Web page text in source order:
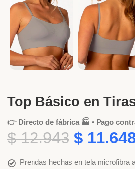
Top Básico en
👉 Directo de fábrica 🏭 • Pago
$12.943 $
Prendas hechas en tela microfibra